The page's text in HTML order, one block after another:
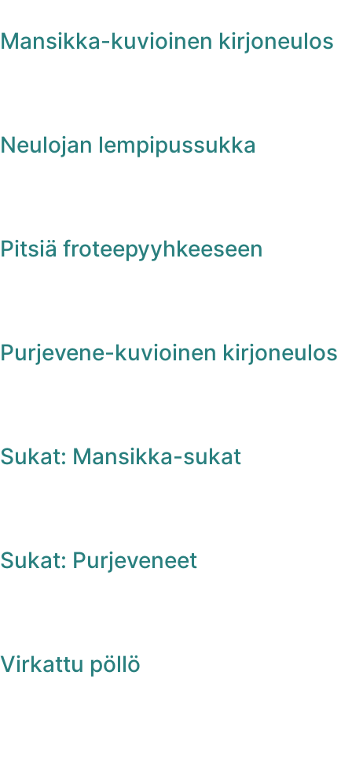
Mansikka-kuvioinen kirjoneulos
Neulojan lempipussukka
Pitsiä froteepyyhkeeseen
Purjevene-kuvioinen kirjoneulos
Sukat: Mansikka-sukat
Sukat: Purjeveneet
Virkattu pöllö